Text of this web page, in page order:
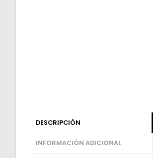
DESCRIPCIÓN
INFORMACIÓN ADICIONAL